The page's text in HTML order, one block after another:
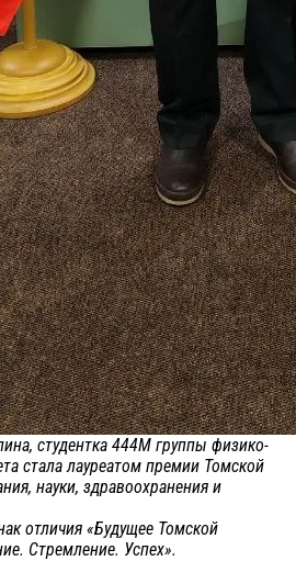
студентка 444М группы физико-
стала лауреатом премии Томской
науки, здравоохранения и
отличия «Будущее Томской
Стремление. Успех».